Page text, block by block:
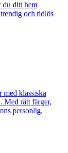
du ditt hem
och tidlös
med klassiska
Med rätt färger,
personlig,